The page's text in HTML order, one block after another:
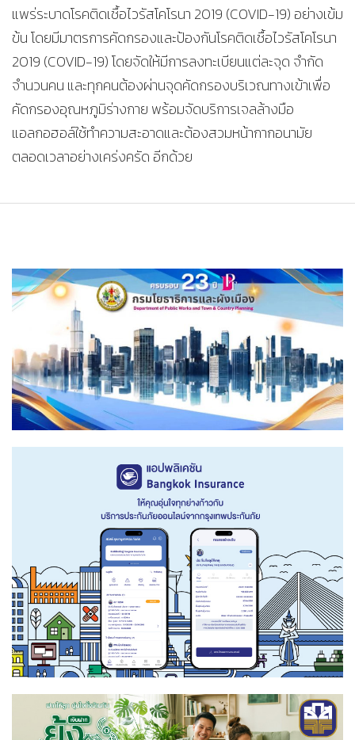
แพร่ระบาดโรคติดเชื้อไวรัสโคโรนา 2019 (COVID-19) อย่างเข้ม
ข้น โดยมีมาตรการคัดกรองและป้องกันโรคติดเชื้อไวรัสโคโรนา
2019 (COVID-19) โดยจัดให้มีการลงทะเบียนแต่ละจุด จำกัด
จำนวนคน และทุกคนต้องผ่านจุดคัดกรองบริเวณทางเข้าเพื่อ
คัดกรองอุณหภูมิร่างกาย พร้อมจัดบริการเจลล้างมือ
แอลกอฮอล์ใช้ทำความสะอาดและต้องสวมหน้ากากอนามัย
ตลอดเวลาอย่างเคร่งครัด อีกด้วย